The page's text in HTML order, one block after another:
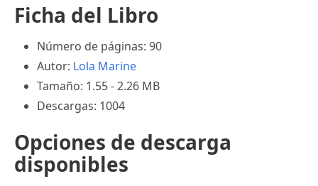
Ficha del Libro
Número de páginas: 90
Autor: Lola Marine
Tamaño: 1.55 - 2.26 MB
Descargas: 1004
Opciones de descarga
disponibles